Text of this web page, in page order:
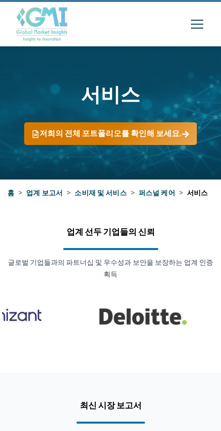
서비스
저희의 전체 포트폴리오를 확인해 보세요.
홈 > 업계 보고서 > 소비재 및 서비스 > 퍼스널 케어 > 서비스
업계 선두 기업들의 신뢰
글로벌 기업들과의 파트너십 및 우수성과 보안을 보장하는 업계 인증
획득
최신 시장 보고서